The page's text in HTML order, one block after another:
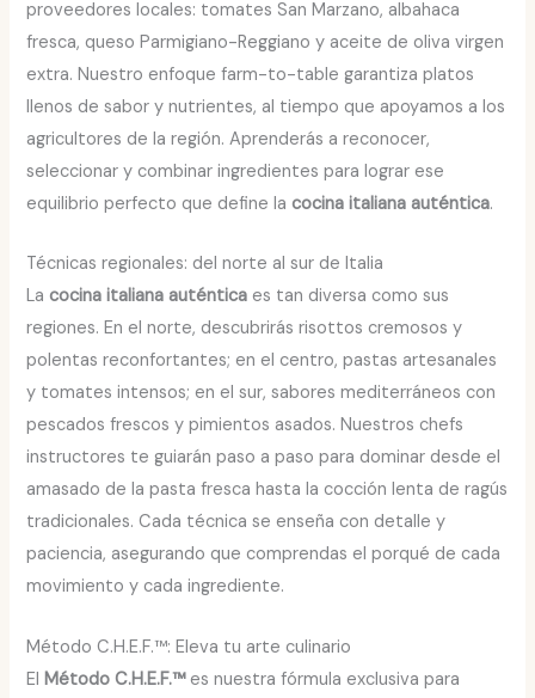
proveedores locales: tomates San Marzano, albahaca
fresca, queso Parmigiano-Reggiano y aceite de oliva virgen
extra. Nuestro enfoque farm-to-table garantiza platos
llenos de sabor y nutrientes, al tiempo que apoyamos a los
agricultores de la región. Aprenderás a reconocer,
seleccionar y combinar ingredientes para lograr ese
equilibrio perfecto que define lacocina italiana auténtica.
Técnicas regionales: del norte al sur de Italia
Lacocina italiana auténtica es tan diversa como sus
regiones. En el norte, descubrirás risottos cremosos y
polentas reconfortantes; en el centro, pastas artesanales
y tomates intensos; en el sur, sabores mediterráneos con
pescados frescos y pimientos asados. Nuestros chefs
instructores te guiarán paso a paso para dominar desde el
amasado de la pasta fresca hasta la cocción lenta de ragús
tradicionales. Cada técnica se enseña con detalle y
paciencia, asegurando que comprendas el porqué de cada
movimiento y cada ingrediente.
Método C.H.E.F.™: Eleva tu arte culinario
El Método C.H.E.F.™es nuestra fórmula exclusiva para